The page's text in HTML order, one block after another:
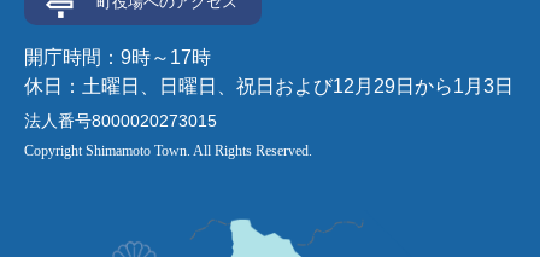
開庁時間：9時～17時
休日：土曜日、日曜日、祝日および12月29日から1月3日
法人番号8000020273015
Copyright Shimamoto Town. All Rights Reserved.